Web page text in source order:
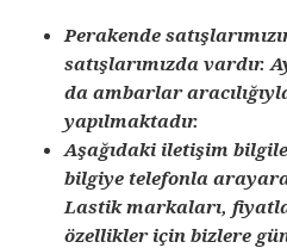
Perakende
satışlarımızda vardır.
da ambarlar
yapılmaktadır.
Aşağıdaki iletişim
bilgiye telefonla
Lastik markaları,
özellikler için bizlere